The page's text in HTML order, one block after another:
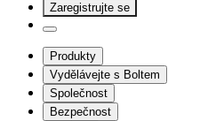
Zaregistrujte se
Produkty
Vydělávejte s Boltem
Společnost
Bezpečnost